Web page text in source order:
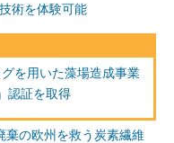
術を体験可能
を用いた藻場造成事業
認証を取得
棄の欧州を救う炭素繊維